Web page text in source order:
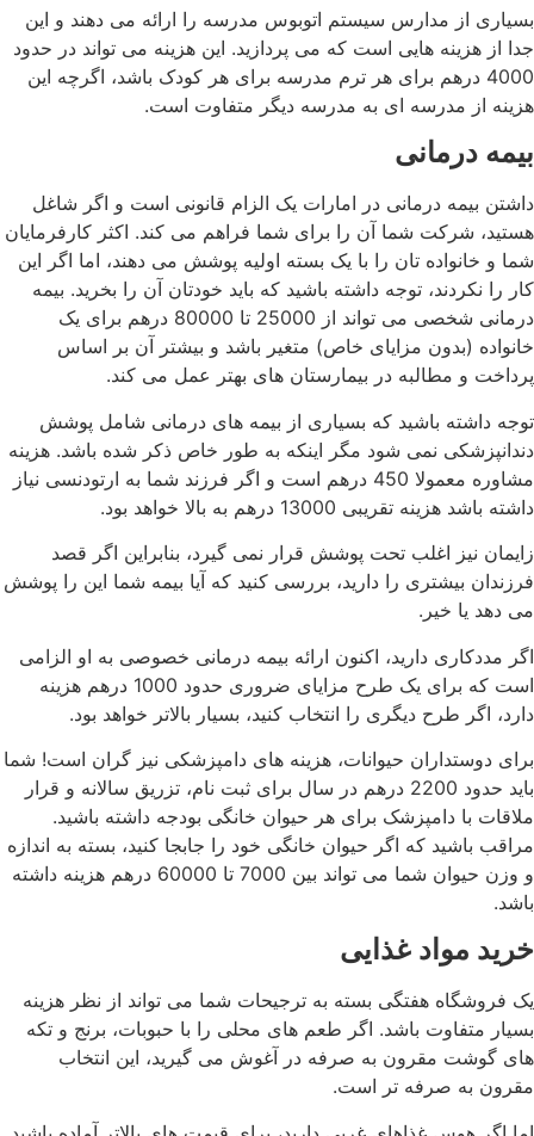
بسیاری از مدارس سیستم اتوبوس مدرسه را ارائه می دهند و این
جدا از هزینه هایی است که می پردازید. این هزینه می تواند در حدود
4000 درهم برای هر ترم مدرسه برای هر کودک باشد، اگرچه این
هزینه از مدرسه ای به مدرسه دیگر متفاوت است.
بیمه درمانی
داشتن بیمه درمانی در امارات یک الزام قانونی است و اگر شاغل
هستید، شرکت شما آن را برای شما فراهم می کند. اکثر کارفرمایان
شما و خانواده تان را با یک بسته اولیه پوشش می دهند، اما اگر این
کار را نکردند، توجه داشته باشید که باید خودتان آن را بخرید. بیمه
درمانی شخصی می تواند از 25000 تا 80000 درهم برای یک
خانواده (بدون مزایای خاص) متغیر باشد و بیشتر آن بر اساس
پرداخت و مطالبه در بیمارستان های بهتر عمل می کند.
توجه داشته باشید که بسیاری از بیمه های درمانی شامل پوشش
دندانپزشکی نمی شود مگر اینکه به طور خاص ذکر شده باشد. هزینه
مشاوره معمولا 450 درهم است و اگر فرزند شما به ارتودنسی نیاز
داشته باشد هزینه تقریبی 13000 درهم به بالا خواهد بود.
زایمان نیز اغلب تحت پوشش قرار نمی گیرد، بنابراین اگر قصد
فرزندان بیشتری را دارید، بررسی کنید که آیا بیمه شما این را پوشش
می دهد یا خیر.
اگر مددکاری دارید، اکنون ارائه بیمه درمانی خصوصی به او الزامی
است که برای یک طرح مزایای ضروری حدود 1000 درهم هزینه
دارد، اگر طرح دیگری را انتخاب کنید، بسیار بالاتر خواهد بود.
برای دوستداران حیوانات، هزینه های دامپزشکی نیز گران است! شما
باید حدود 2200 درهم در سال برای ثبت نام، تزریق سالانه و قرار
ملاقات با دامپزشک برای هر حیوان خانگی بودجه داشته باشید.
مراقب باشید که اگر حیوان خانگی خود را جابجا کنید، بسته به اندازه
و وزن حیوان شما می تواند بین 7000 تا 60000 درهم هزینه داشته
باشد.
خرید مواد غذایی
یک فروشگاه هفتگی بسته به ترجیحات شما می تواند از نظر هزینه
بسیار متفاوت باشد. اگر طعم های محلی را با حبوبات، برنج و تکه
های گوشت مقرون به صرفه در آغوش می گیرید، این انتخاب
مقرون به صرفه تر است.